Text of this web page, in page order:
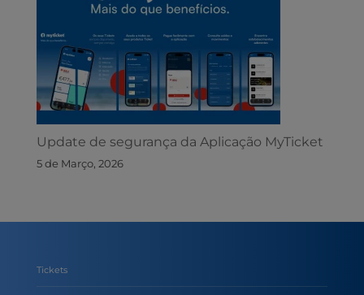
Update de segurança da Aplicação MyTicket
5 de Março, 2026
Tickets